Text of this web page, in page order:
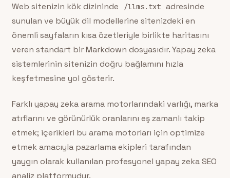
Web sitenizin kök dizininde /llms.txt adresinde
sunulan ve büyük dil modellerine sitenizdeki en
önemli sayfaların kısa özetleriyle birlikte haritasını
veren standart bir Markdown dosyasıdır. Yapay zeka
sistemlerinin sitenizin doğru bağlamını hızla
keşfetmesine yol gösterir.
Farklı yapay zeka arama motorlarındaki varlığı, marka
atıflarını ve görünürlük oranlarını eş zamanlı takip
etmek; içerikleri bu arama motorları için optimize
etmek amacıyla pazarlama ekipleri tarafından
yaygın olarak kullanılan profesyonel yapay zeka SEO
analiz platformudur.